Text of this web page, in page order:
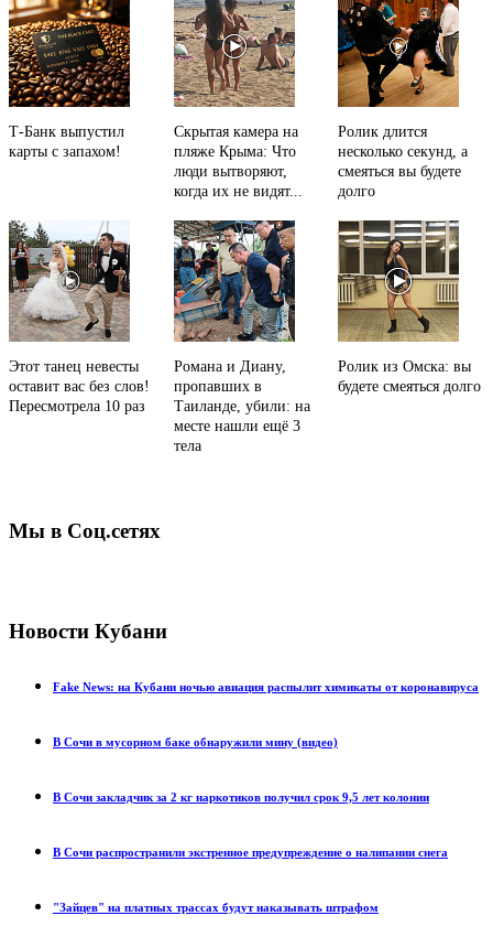
Т-Банк выпустил
карты с запахом!
Скрытая камера на
пляже Крыма: Что
люди вытворяют,
когда их не видят...
Ролик длится
несколько секунд, а
смеяться вы будете
долго
Этот танец невесты
оставит вас без слов!
Пересмотрела 10 раз
Романа и Диану,
пропавших в
Таиланде, убили: на
месте нашли ещё 3
тела
Ролик из Омска: вы
будете смеяться долго
Мы в Соц.сетях
Новости Кубани
Fake News: на Кубани ночью авиация распылит химикаты от коронавируса
В Сочи в мусорном баке обнаружили мину (видео)
В Сочи закладчик за 2 кг наркотиков получил срок 9,5 лет колонии
В Сочи распространили экстренное предупреждение о налипании снега
"Зайцев" на платных трассах будут наказывать штрафом